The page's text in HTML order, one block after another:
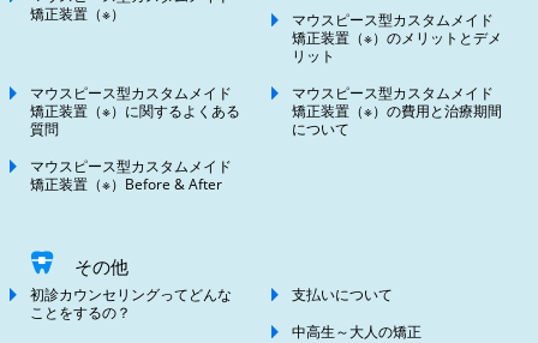
矯正装置（※）
マウスピース型カスタムメイド
矯正装置（※）のメリットとデメ
リット
マウスピース型カスタムメイド
矯正装置（※）に関するよくある
質問
マウスピース型カスタムメイド
矯正装置（※）の費用と治療期間
について
マウスピース型カスタムメイド
矯正装置（※）Before & After
その他
初診カウンセリングってどんな
ことをするの？
支払いについて
中高生～大人の矯正